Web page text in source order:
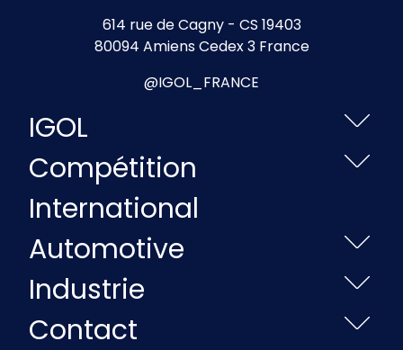
614 rue de Cagny - CS 19403
80094 Amiens Cedex 3 France
@IGOL_FRANCE
IGOL
Compétition
International
Automotive
Industrie
Contact